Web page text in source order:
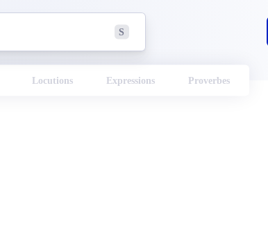
S
Locutions Expressions Proverbes